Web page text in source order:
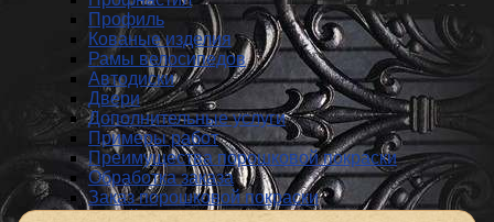
Профиль
Кованые изделия
Рамы велосипедов
Автодиски
Двери
Дополнительные услуги
Примеры работ
Преимущества порошковой покраски
Обработка заказа
Заказ порошковой покраски
Пескоструйная обработка